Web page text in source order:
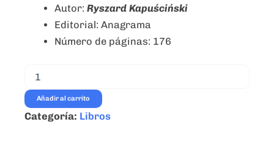
Autor:Ryszard Kapuściński
Editorial: Anagrama
Número de páginas: 176
Sha
-
Ryszard
Kapuściński
Añadir al carrito
Categoría: Libros